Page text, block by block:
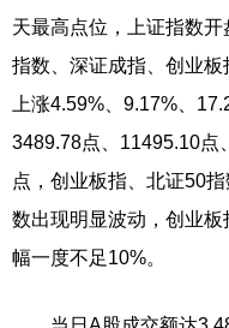
天最高点位，上证指数
指数、深证成指、创业
上涨4.59%、9.17%、
3489.78点、11495.10点
点，创业板指、北证50
数出现明显波动，创业
幅一度不足10%。